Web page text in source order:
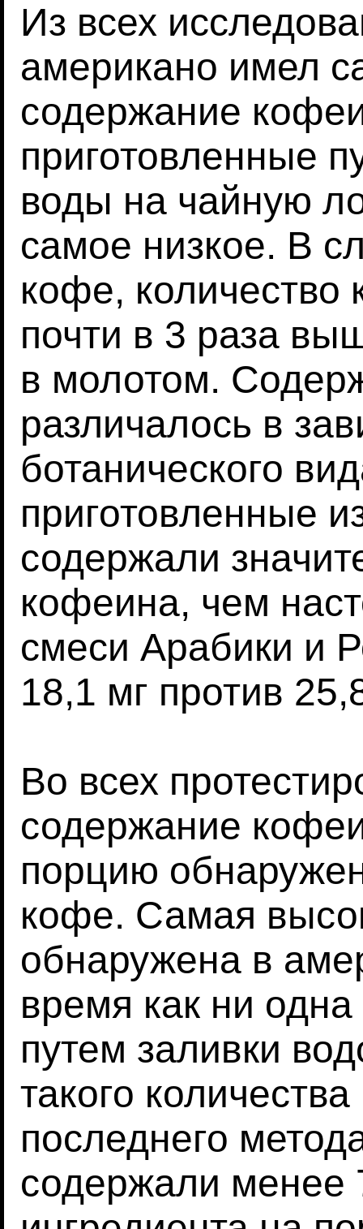
Из всех
американо имел
содержание
приготовленные
воды на чайную
самое низкое. В
кофе,
почти в 3 раза
в молотом.
различалось в
ботанического
приготовленные
содержали
кофеина, чем
смеси Арабики и
18,1 мг против
Во всех
содержание
порцию
кофе. Самая
обнаружена в
время как ни
путем заливки
такого
последнего
содержали менее